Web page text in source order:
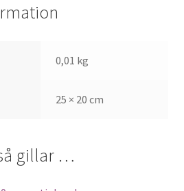
0,01 kg
25 × 20 cm
gillar …